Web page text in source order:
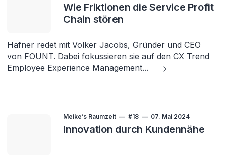
Wie Friktionen die Service Profit
Chain stören
Hafner redet mit Volker Jacobs, Gründer und CEO
von FOUNT. Dabei fokussieren sie auf den CX Trend
Employee Experience Management...
Meike’s Raumzeit #18 07. Mai 2024
Innovation durch Kundennähe